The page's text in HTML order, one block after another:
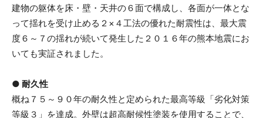
建物の躯体を床・壁・天井の６面で構成し、各面が一体とな
って揺れを受け止める２×４工法の優れた耐震性は、最大震
度６～７の揺れが続いて発生した２０１６年の熊本地震にお
いても実証されました。
● 耐久性
概ね７５～９０年の耐久性と定められた最高等級「劣化対策
等級３」を達成。外壁は超高耐候性塗装を使用することで、